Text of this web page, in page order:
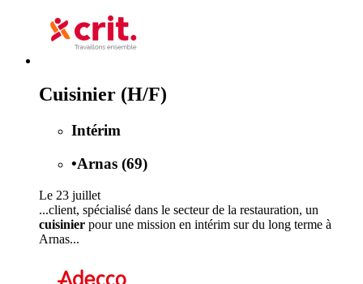
Cuisinier (H/F)
Intérim
•Arnas (69)
Le 23 juillet
...client, spécialisé dans le secteur de la restauration, un
cuisinier pour une mission en intérim sur du long terme à
Arnas...